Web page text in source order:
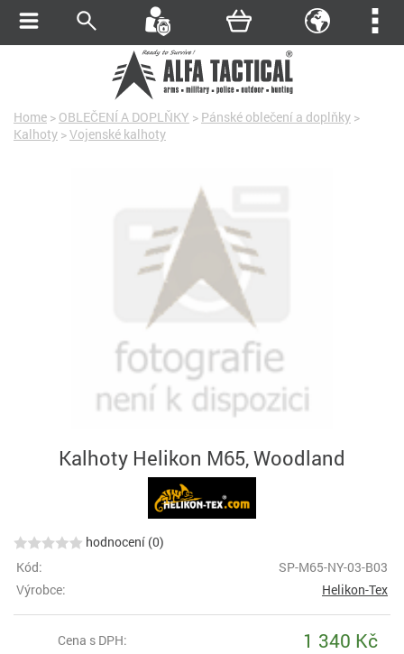
Home > OBLEČENÍ A DOPLŇKY > Pánské oblečení a doplňky >
Kalhoty >Vojenské kalhoty
Kalhoty Helikon M65, Woodland
hodnocení (0)
Kód:
SP-M65-NY-03-B03
Výrobce:
Helikon-Tex
Cena s DPH: 1 340 Kč